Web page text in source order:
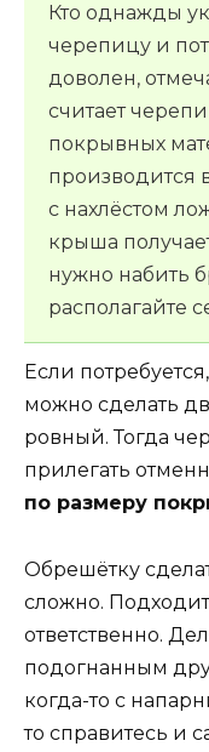
Кто однажды
черепицу и
доволен,
считает
покрывных
производится
с нахлёстом
крыша
нужно набить
располагайте
Если
можно сделать
ровный. Тогда
прилегать
по размеру
Обрешётку
сложно.
ответственно.
подогнанным
когда-то с
то справитесь и